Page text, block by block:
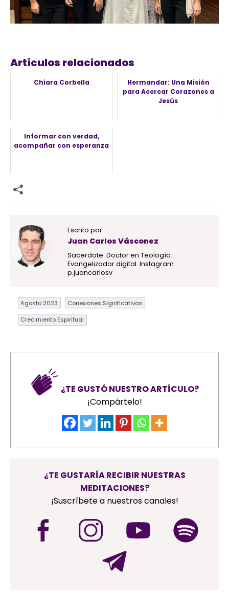
Artículos relacionados
Chiara Corbella
Hermandar: Una Misión
para Acercar Corazones a
Jesús
Informar con verdad,
acompañar con esperanza
Escrito por
Juan Carlos Vásconez
Sacerdote. Doctor en Teología.
Evangelizador digital. Instagram
p.juancarlosv
Agosto 2023 Conexiones Significativas
Crecimiento Espiritual
¿TE GUSTÓ NUESTRO ARTÍCULO?
¡Compártelo!
¿TE GUSTARÍA RECIBIR NUESTRAS
MEDITACIONES?
¡Suscríbete a nuestros canales!